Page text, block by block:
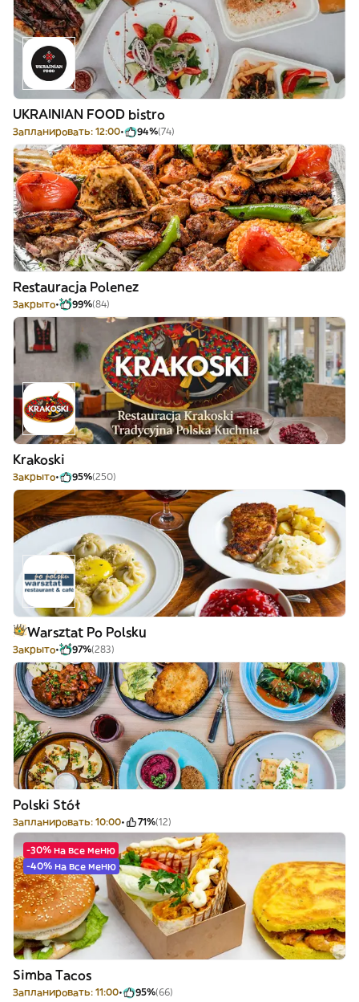
UKRAINIAN FOOD bistro
Запланировать: 12:00 94%(74)
Restauracja Polenez
Закрыто 99%(84)
Krakoski
Закрыто 95%(250)
Warsztat Po Polsku
Закрыто 97%(283)
Polski Stół
Запланировать: 10:00 71%(12)
-30% на все меню
-40% на все меню
Simba Tacos
Запланировать: 11:00 95%(66)